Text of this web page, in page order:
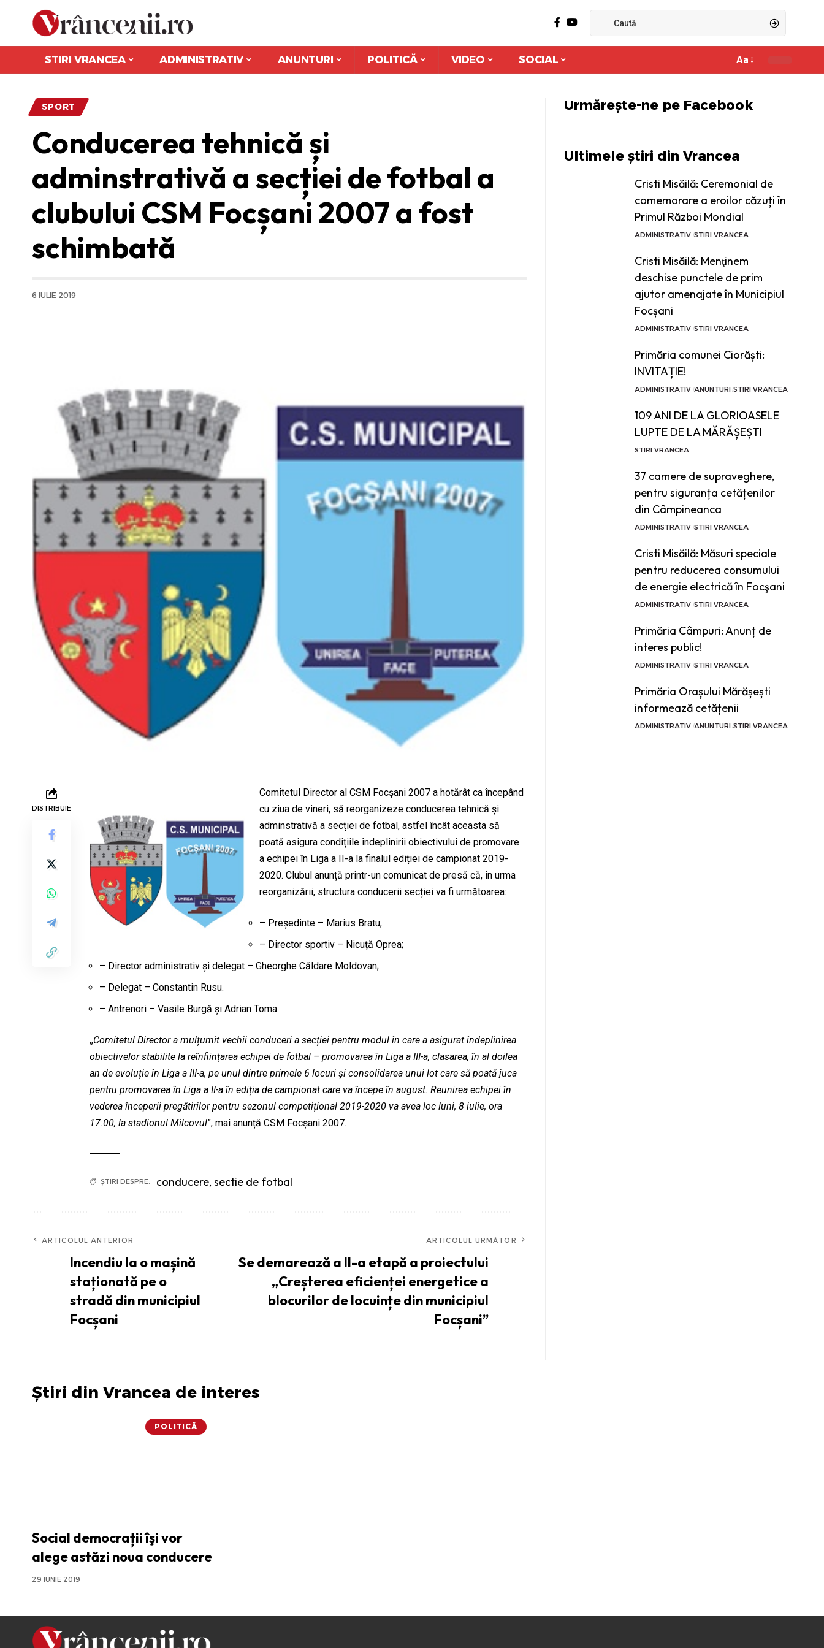
STIRI VRANCEA ADMINISTRATIV ANUNTURI POLITICĂ VIDEO SOCIAL
Ajustor
font
Aa
SPORT
Conducerea tehnică și
adminstrativă a secției de fotbal a
clubului CSM Focșani 2007 a fost
schimbată
6 IULIE 2019
DISTRIBUIE
Comitetul Director al CSM Focșani 2007 a hotărât ca începând
cu ziua de vineri, să reorganizeze conducerea tehnică și
adminstrativă a secției de fotbal, astfel încât aceasta să
poată asigura condițiile îndeplinirii obiectivului de promovare
a echipei în Liga a II-a la finalul ediției de campionat 2019-
2020. Clubul anunță printr-un comunicat de presă că, în urma
reorganizării, structura conducerii secției va fi următoarea:
– Președinte – Marius Bratu;
– Director sportiv – Nicuță Oprea;
– Director administrativ și delegat – Gheorghe Căldare Moldovan;
– Delegat – Constantin Rusu.
– Antrenori – Vasile Burgă și Adrian Toma.
,,Comitetul Director a mulțumit vechii conduceri a secției pentru modul în care a asigurat îndeplinirea
obiectivelor stabilite la reînființarea echipei de fotbal – promovarea în Liga a III-a, clasarea, în al doilea
an de evoluție în Liga a III-a, pe unul dintre primele 6 locuri și consolidarea unui lot care să poată juca
pentru promovarea în Liga a II-a în ediția de campionat care va începe în august. Reunirea echipei în
vederea începerii pregătirilor pentru sezonul competițional 2019-2020 va avea loc luni, 8 iulie, ora
17:00, la stadionul Milcovul”, mai anunță CSM Focșani 2007.
ȘTIRI DESPRE: conducere, sectie de fotbal
ARTICOLUL ANTERIOR
Incendiu la o mașină
staționată pe o
stradă din municipiul
Focșani
ARTICOLUL URMĂTOR
Se demarează a II-a etapă a proiectului
„Creșterea eficienței energetice a
blocurilor de locuințe din municipiul
Focșani”
Urmărește-ne pe Facebook
Ultimele știri din Vrancea
Cristi Misăilă: Ceremonial de
comemorare a eroilor căzuți în
Primul Război Mondial
ADMINISTRATIV STIRI VRANCEA
Cristi Misăilă: Menţinem
deschise punctele de prim
ajutor amenajate în Municipiul
Focșani
ADMINISTRATIV STIRI VRANCEA
Primăria comunei Ciorăști:
INVITAȚIE!
ADMINISTRATIV ANUNTURI STIRI VRANCEA
109 ANI DE LA GLORIOASELE
LUPTE DE LA MĂRĂȘEȘTI
STIRI VRANCEA
37 camere de supraveghere,
pentru siguranța cetățenilor
din Câmpineanca
ADMINISTRATIV STIRI VRANCEA
Cristi Misăilă: Măsuri speciale
pentru reducerea consumului
de energie electrică în Focşani
ADMINISTRATIV STIRI VRANCEA
Primăria Câmpuri: Anunț de
interes public!
ADMINISTRATIV STIRI VRANCEA
Primăria Orașului Mărășești
informează cetățenii
ADMINISTRATIV ANUNTURI STIRI VRANCEA
Știri din Vrancea de interes
POLITICĂ
Social democrații îşi vor
alege astăzi noua conducere
29 IUNIE 2019